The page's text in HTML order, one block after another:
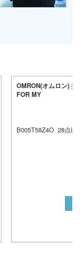
OMRON(オムロン) 接
FOR MY
B005T58Z4O 28点以